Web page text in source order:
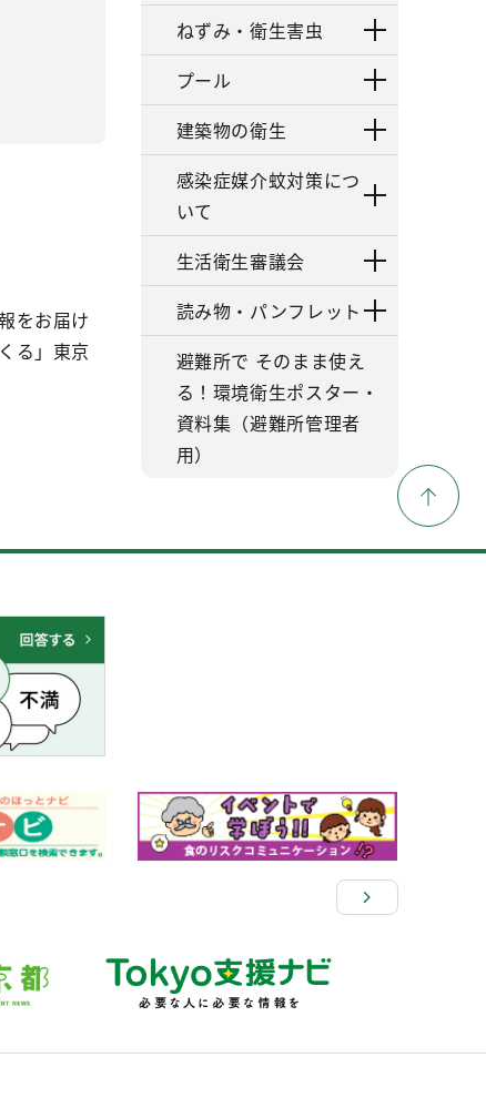
をお届け
る」東京
ねずみ・衛生害虫
プール
建築物の衛生
感染症媒介蚊対策につ
いて
生活衛生審議会
読み物・パンフレット
避難所で そのまま使え
る！環境衛生ポスター・
資料集（避難所管理者
用）